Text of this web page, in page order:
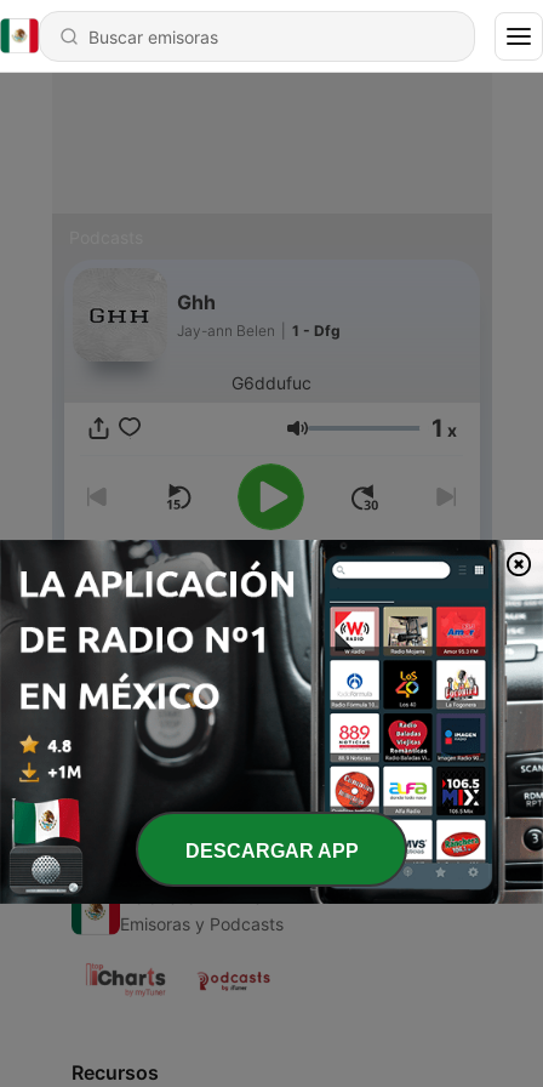
Ghh
Jay-ann Belen 1 - Dfg
G6ddufuc
Volumen 1 x
00:00 00:00
Episodios
1 - Dfg
21 abr. 2021
Emisoras y Podcasts
Recursos
DESCARGAR APP